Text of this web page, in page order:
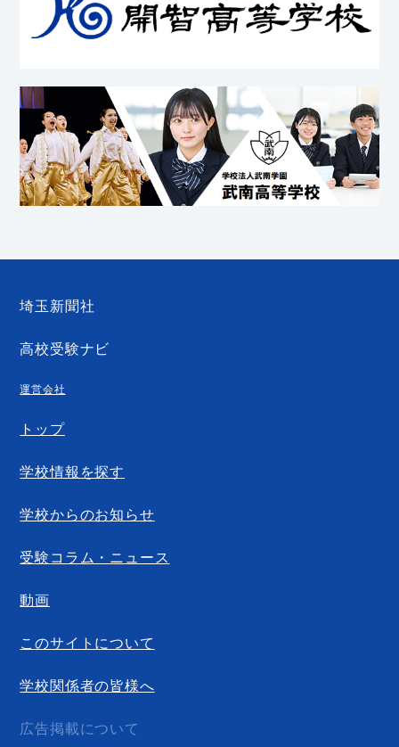
埼玉新聞社
高校受験ナビ
運営会社
トップ
学校情報を探す
学校からのお知らせ
受験コラム・ニュース
動画
このサイトについて
学校関係者の皆様へ
広告掲載について